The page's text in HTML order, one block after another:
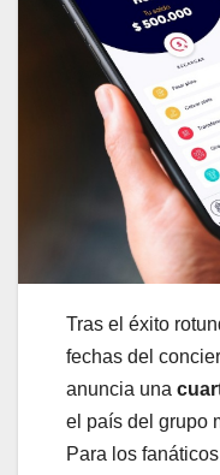
Tras el éxito
fechas del
anuncia una
el país del grupo
Para los